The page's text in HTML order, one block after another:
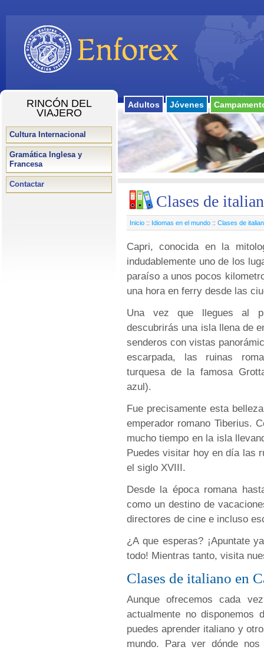
Adultos Jóvenes
RINCÓN DEL
VIAJERO
Cultura Internacional
Gramática Inglesa y
Francesa
Contactar
Clases de
Inicio :: Idiomas en el mundo :: Clases de
Capri, conocida en la
indudablemente uno de los
paraíso a unos pocos
una hora en ferry desde las
Una vez que llegues al
descubrirás una isla llena de
senderos con vistas
escarpada, las ruinas
turquesa de la famosa
azul).
Fue precisamente esta
emperador romano Tiberius.
mucho tiempo en la isla
Puedes visitar hoy en día las
el siglo XVIII.
Desde la época romana
como un destino de
directores de cine e incluso
¿A que esperas? ¡Apuntate
todo! Mientras tanto, visita
Clases de italiano en
Aunque ofrecemos cada
actualmente no disponemos
puedes aprender italiano y
mundo. Para ver dónde